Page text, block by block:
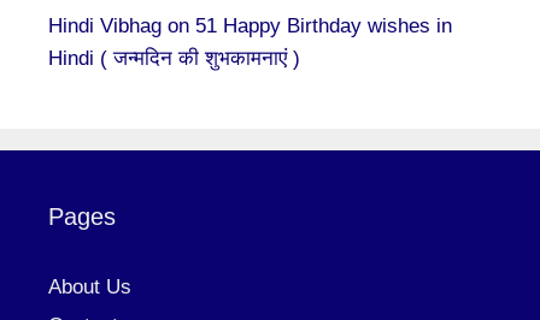
Hindi Vibhag on 51 Happy Birthday wishes in
Hindi ( जन्मदिन की शुभकामनाएं )
Pages
About Us